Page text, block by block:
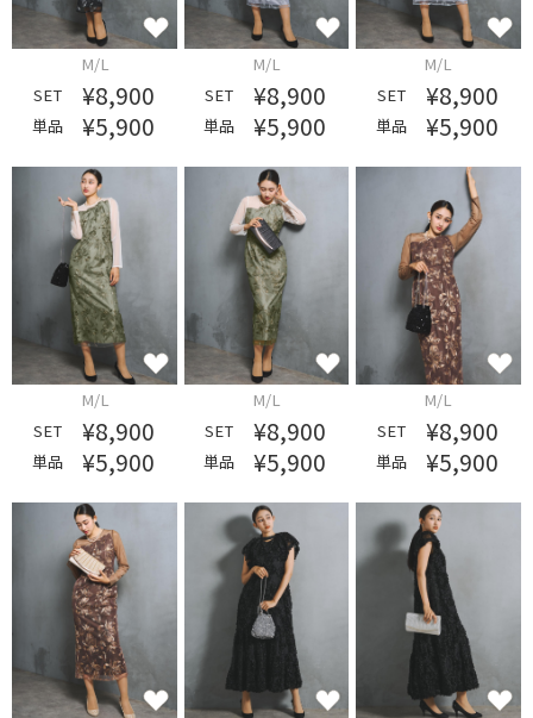
M/L
SET
¥8,900
単品 ¥5,900
M/L
SET
¥8,900
単品 ¥5,900
M/L
SET
¥8,900
単品 ¥5,900
M/L
SET
¥8,900
単品 ¥5,900
M/L
SET
¥8,900
単品 ¥5,900
M/L
SET
¥8,900
単品 ¥5,900